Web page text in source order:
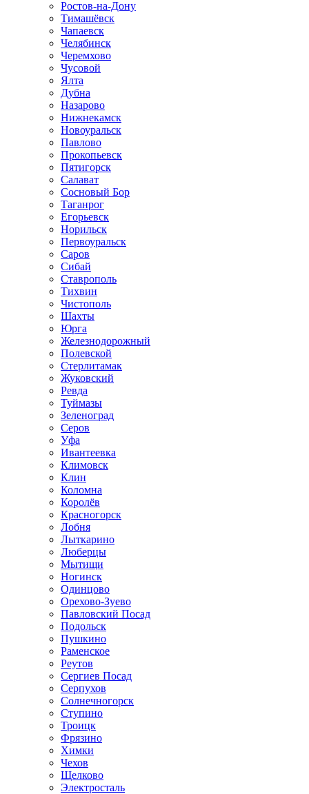
Ростов-на-Дону
Тимашёвск
Чапаевск
Челябинск
Черемхово
Чусовой
Ялта
Дубна
Назарово
Нижнекамск
Новоуральск
Павлово
Прокопьевск
Пятигорск
Салават
Сосновый Бор
Таганрог
Егорьевск
Норильск
Первоуральск
Саров
Сибай
Ставрополь
Тихвин
Чистополь
Шахты
Юрга
Железнодорожный
Полевской
Стерлитамак
Жуковский
Ревда
Туймазы
Зеленоград
Серов
Уфа
Ивантеевка
Климовск
Клин
Коломна
Королёв
Красногорск
Лобня
Лыткарино
Люберцы
Мытищи
Ногинск
Одинцово
Орехово-Зуево
Павловский Посад
Подольск
Пушкино
Раменское
Реутов
Сергиев Посад
Серпухов
Солнечногорск
Ступино
Троицк
Фрязино
Химки
Чехов
Щелково
Электросталь